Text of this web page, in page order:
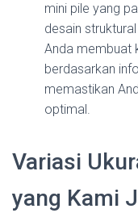
mini pile yang
desain
Anda membuat
berdasarkan
memastikan
optimal.
Variasi
yang Kami